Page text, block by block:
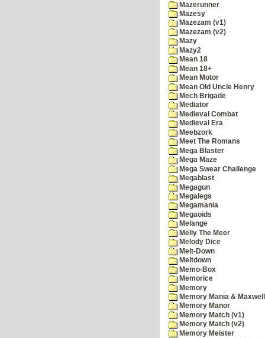
Mazerunner
Mazesy
Mazezam (v1)
Mazezam (v2)
Mazy
Mazy2
Mean 18
Mean 18+
Mean Motor
Mean Old Uncle Henry
Mech Brigade
Mediator
Medieval Combat
Medieval Era
Meebzork
Meet The Romans
Mega Blaster
Mega Maze
Mega Swear Challenge
Megablast
Megagun
Megalegs
Megamania
Megaoids
Melange
Melly The Meer
Melody Dice
Melt-Down
Meltdown
Memo-Box
Memorice
Memory
Memory Mania &
Memory Manor
Memory Match (v1)
Memory Match (v2)
Memory Meister